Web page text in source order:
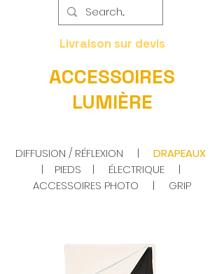
Livraison sur devis
ACCESSOIRES
LUMIÈRE
DIFFUSION / RÉFLEXION | DRAPEAUX
| PIEDS | ÉLECTRIQUE|
ACCESSOIRES PHOTO | GRIP